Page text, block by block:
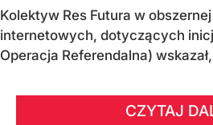
Kolektyw Res Futura w
internetowych, dotyczących
Operacja Referendalna)
CZYTAJ